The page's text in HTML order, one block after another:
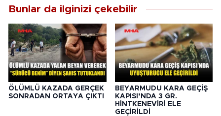
Bunlar da ilginizi çekebilir
ÖLÜMLÜ KAZADA GERÇEK
SONRADAN ORTAYA ÇIKTI
BEYARMUDU KARA GEÇİŞ
KAPISI’NDA 3 GR.
HİNTKENEVİRİ ELE
GEÇİRİLDİ